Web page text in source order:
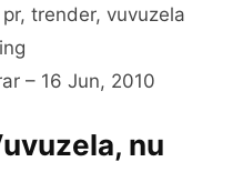
pr,trender,vuvuzela
– 16 Jun, 2010
nu